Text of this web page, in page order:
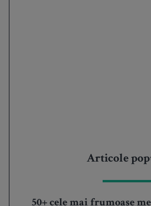
Articole
50+ cele mai frumoase